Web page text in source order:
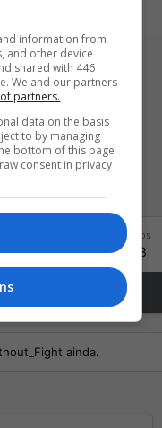
2018
Pontos
453
Sobre Mim
ainda.
information from
and other device
shared with 446
We and our partners
partners.
data on the basis
to by managing
bottom of this page
consent in privacy